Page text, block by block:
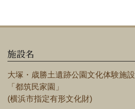
施設名
大塚・歳勝土遺跡公園文化体験施設
「都筑民家園」
(横浜市指定有形文化財)